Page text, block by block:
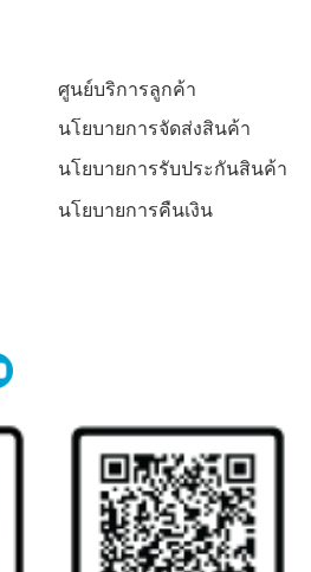
ศูนย์บริการลูกค้า
นโยบายการจัดส่งสินค้า
นโยบายการรับประกันสินค้า
นโยบายการคืนเงิน